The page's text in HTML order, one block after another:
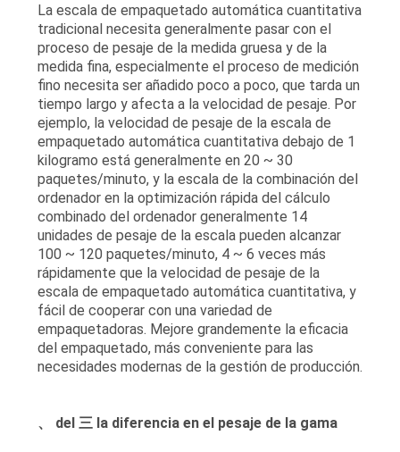
La escala de empaquetado automática cuantitativa
tradicional necesita generalmente pasar con el
proceso de pesaje de la medida gruesa y de la
medida fina, especialmente el proceso de medición
fino necesita ser añadido poco a poco, que tarda un
tiempo largo y afecta a la velocidad de pesaje. Por
ejemplo, la velocidad de pesaje de la escala de
empaquetado automática cuantitativa debajo de 1
kilogramo está generalmente en 20 ~ 30
paquetes/minuto, y la escala de la combinación del
ordenador en la optimización rápida del cálculo
combinado del ordenador generalmente 14
unidades de pesaje de la escala pueden alcanzar
100 ~ 120 paquetes/minuto, 4 ~ 6 veces más
rápidamente que la velocidad de pesaje de la
escala de empaquetado automática cuantitativa, y
fácil de cooperar con una variedad de
empaquetadoras. Mejore grandemente la eficacia
del empaquetado, más conveniente para las
necesidades modernas de la gestión de producción.
、 del 三 la diferencia en el pesaje de la gama